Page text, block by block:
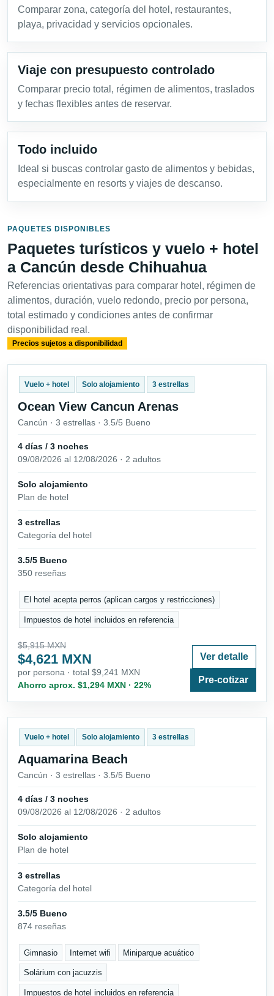
Comparar zona, categoría del hotel, restaurantes,
playa, privacidad y servicios opcionales.
Viaje con presupuesto controlado
Comparar precio total, régimen de alimentos, traslados
y fechas flexibles antes de reservar.
Todo incluido
Ideal si buscas controlar gasto de alimentos y bebidas,
especialmente en resorts y viajes de descanso.
PAQUETES DISPONIBLES
Paquetes turísticos y vuelo + hotel
a Cancún desde Chihuahua
Referencias orientativas para comparar hotel, régimen de
alimentos, duración, vuelo redondo, precio por persona,
total estimado y condiciones antes de confirmar
disponibilidad real.
Precios sujetos a disponibilidad
Vuelo + hotel Solo alojamiento 3 estrellas
Ocean View Cancun Arenas
Cancún · 3 estrellas · 3.5/5 Bueno
4 días / 3 noches
09/08/2026 al 12/08/2026 · 2 adultos
Solo alojamiento
Plan de hotel
3 estrellas
Categoría del hotel
3.5/5 Bueno
350 reseñas
El hotel acepta perros (aplican cargos y restricciones)
Impuestos de hotel incluidos en referencia
$5,915 MXN
$4,621 MXN
por persona · total $9,241 MXN
Ahorro aprox. $1,294 MXN · 22%
Ver detalle
Pre-cotizar
Vuelo + hotel Solo alojamiento 3 estrellas
Aquamarina Beach
Cancún · 3 estrellas · 3.5/5 Bueno
4 días / 3 noches
09/08/2026 al 12/08/2026 · 2 adultos
Solo alojamiento
Plan de hotel
3 estrellas
Categoría del hotel
3.5/5 Bueno
874 reseñas
Gimnasio Internet wifi Miniparque acuático
Solárium con jacuzzis
Impuestos de hotel incluidos en referencia